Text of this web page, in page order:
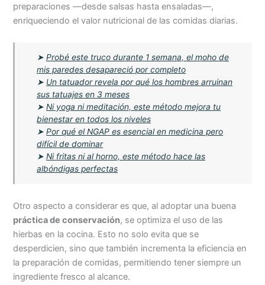
preparaciones —desde salsas hasta ensaladas—,
enriqueciendo el valor nutricional de las comidas diarias.
➤Probé este truco durante 1 semana, el moho de
mis paredes desapareció por completo
➤ Un tatuador revela por qué los hombres arruinan
sus tatuajes en 3 meses
➤Ni yoga ni meditación, este método mejora tu
bienestar en todos los niveles
➤Por qué el NGAP es esencial en medicina pero
difícil de dominar
➤Ni fritas ni al horno, este método hace las
albóndigas perfectas
Otro aspecto a considerar es que, al adoptar una buena
práctica de conservación, se optimiza el uso de las
hierbas en la cocina. Esto no solo evita que se
desperdicien, sino que también incrementa la eficiencia en
la preparación de comidas, permitiendo tener siempre un
ingrediente fresco al alcance.